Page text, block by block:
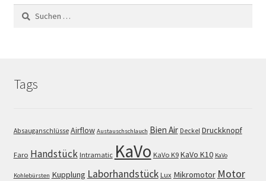
Suchen
nach:
Tags
Absauganschlüsse Airflow Austauschschlauch Bien Air Deckel Druckknopf
Faro Handstück Intramatic KaVo KaVo K9 KaVo K10 KaVo
Kohlebürsten Kupplung Laborhandstück Lux Mikromotor Motor